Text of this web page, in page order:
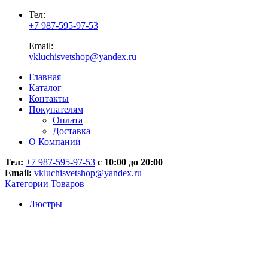
Тел:
+7 987-595-97-53
Email:
vkluchisvetshop@yandex.ru
Главная
Каталог
Контакты
Покупателям
Оплата
Доставка
О Компании
Тел: +7 987-595-97-53 с 10:00 до 20:00
Email: vkluchisvetshop@yandex.ru
Категории Товаров
Люстры